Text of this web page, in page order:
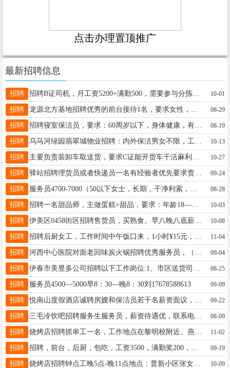
点击办理置顶推广
最新招聘信息
招聘 招聘B证司机，月工资5200+满勤500，需要参与分拣装车,不参与分拣装车3600元全职内勤:工资4000(底薪3800+200满勤)工作内容:分拣扫描快件装卸工:工资4000(底薪3800+200满勤)工作内容:装卸快件要求:无重大疾病脑梗心梗心脏病等工作地点:汇源展厅对面。联系电话:13766789712王经理15304580178 10-01
招聘 08-29
招聘 招聘寝室保洁员，要求：60周岁以下，身体健康，有责任心。吴先生13214587668 08-19
招聘 10-13
招聘 10-27
招聘 驿站招聘理货员或者快递员一名有经验者优先要求责任心强活少好干赵13104586060 09-24
招聘 08-28
招聘 招聘一名甜品师，主做蛋糕+甜品，要求：年龄18——30岁，女，成手优先，也可学徒工作，招长期，有上进心，早8.30到6点，工资面议，待遇优厚，具体联系杨18204585147 10-03
招聘 伊美区0458街区招聘售货员，买熟食。早八晚八底薪+提成张13796519171 10-08
招聘 11-04
招聘 09-04
招聘 08-25
招聘 服务员4500—5000早8：30—晚8：30刘17678588613 09-09
招聘 09-22
招聘 三毛冷饮吧招聘服务生服务员，薪资待遇优，联系电话15246918878孙女士15945803808 08-09
招聘 11-02
招聘 09-19
招聘 烧烤店招聘钟点工​晚5点-晚11点地点：普新小区张女士13124586161 10-09